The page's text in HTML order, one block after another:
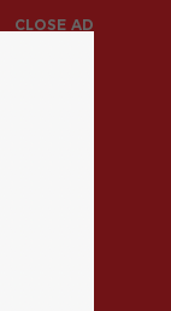
CLOSE AD